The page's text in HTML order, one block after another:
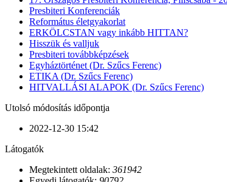
Presbiteri Konferenciák
Református életgyakorlat
ERKÖLCSTAN vagy inkább HITTAN?
Hisszük és valljuk
Presbiteri továbbképzések
Egyháztörténet (Dr. Szűcs Ferenc)
ETIKA (Dr. Szűcs Ferenc)
HITVALLÁSI ALAPOK (Dr. Szűcs Ferenc)
Utolsó módosítás időpontja
2022-12-30 15:42
Látogatók
Megtekintett oldalak: 361942